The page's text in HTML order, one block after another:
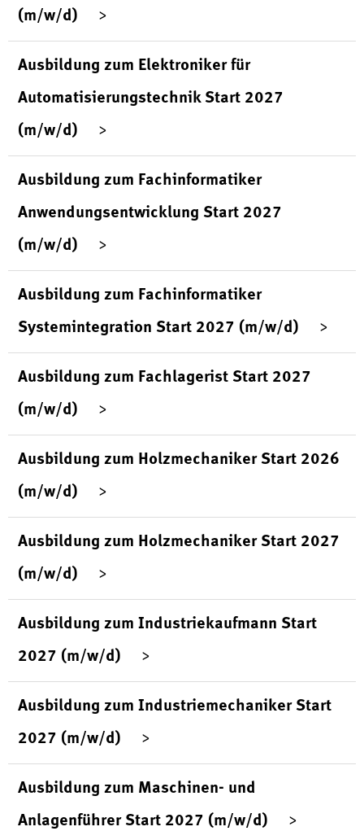
(m/w/d)
Ausbildung zum Elektroniker für
Automatisierungstechnik Start 2027
(m/w/d)
Ausbildung zum Fachinformatiker
Anwendungsentwicklung Start 2027
(m/w/d)
Ausbildung zum Fachinformatiker
Systemintegration Start 2027 (m/w/d)
Ausbildung zum Fachlagerist Start 2027
(m/w/d)
Ausbildung zum Holzmechaniker Start 2026
(m/w/d)
Ausbildung zum Holzmechaniker Start 2027
(m/w/d)
Ausbildung zum Industriekaufmann Start
2027 (m/w/d)
Ausbildung zum Industriemechaniker Start
2027 (m/w/d)
Ausbildung zum Maschinen- und
Anlagenführer Start 2027 (m/w/d)